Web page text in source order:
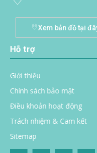
Xem bản đồ tại
Hỗ trợ
Giới thiệu
Chính sách bảo mật
Điều khoản hoạt động
Trách nhiệm & Cam kết
Sitemap